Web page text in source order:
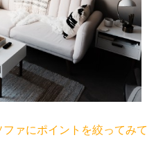
ファにポイントを絞ってみて